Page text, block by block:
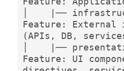
│    |──
Feature: External
(APIs, DB,
│    |──
Feature: UI